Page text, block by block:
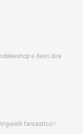
e devo dire
fantastico !